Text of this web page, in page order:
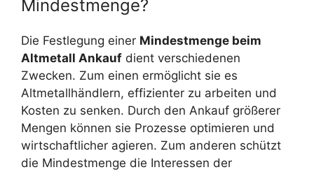
Mindestmenge?
Die Festlegung einer Mindestmenge beim
Altmetall Ankauf dient verschiedenen
Zwecken. Zum einen ermöglicht sie es
Altmetallhändlern, effizienter zu arbeiten und
Kosten zu senken. Durch den Ankauf größerer
Mengen können sie Prozesse optimieren und
wirtschaftlicher agieren. Zum anderen schützt
die Mindestmenge die Interessen der